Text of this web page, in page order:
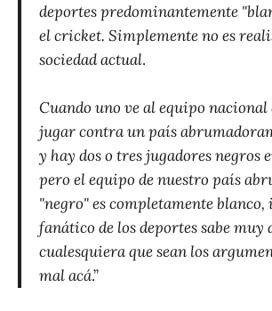
deportes predominantemente
el cricket. Simplemente no es
sociedad actual.
Cuando uno ve al equipo
jugar contra un país
y hay dos o tres jugadores negros
pero el equipo de nuestro país
"negro" es completamente
fanático de los deportes sabe muy
cualesquiera que sean los
mal acá.”